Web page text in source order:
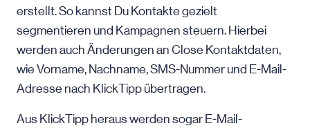
erstellt. So kannst Du Kontakte gezielt
segmentieren und Kampagnen steuern. Hierbei
werden auch Änderungen an Close Kontaktdaten,
wie Vorname, Nachname, SMS-Nummer und E-Mail-
Adresse nach KlickTipp übertragen.
Aus KlickTipp heraus werden sogar E-Mail-